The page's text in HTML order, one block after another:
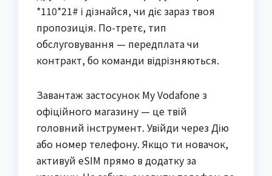
*110*21# і дізнайся, чи діє зараз твоя
пропозиція. По-третє, тип
обслуговування — передплата чи
контракт, бо команди відрізняються.
Завантаж застосунок My Vodafone з
офіційного магазину — це твій
головний інструмент. Увійди через Дію
або номер телефону. Якщо ти новачок,
активуй eSIM прямо в додатку за